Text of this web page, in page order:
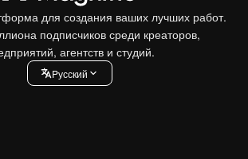
для создания ваших лучших работ.
подписчиков среди креаторов,
агентств и студий.
Pусский